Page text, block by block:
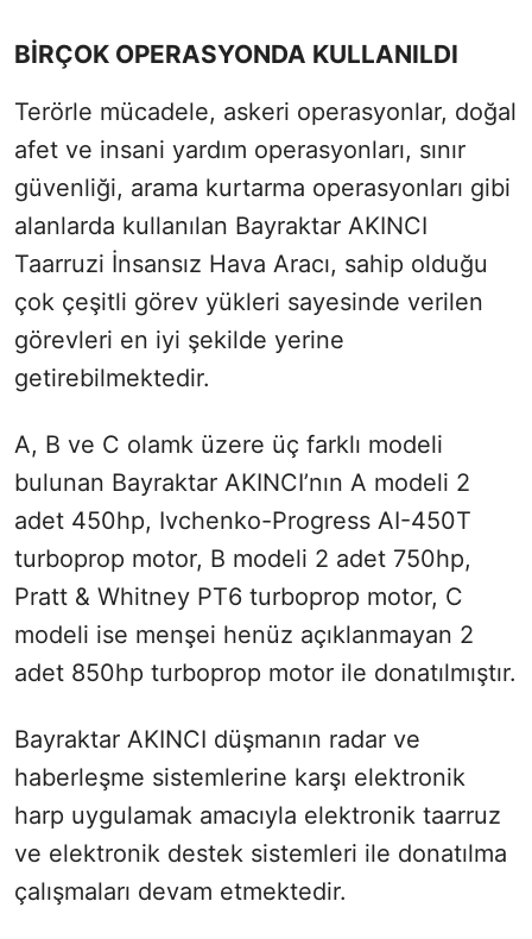
BİRÇOK OPERASYONDA KULLANILDI
Terörle mücadele, askeri operasyonlar, doğal
afet ve insani yardım operasyonları, sınır
güvenliği, arama kurtarma operasyonları gibi
alanlarda kullanılan Bayraktar AKINCI
Taarruzi İnsansız Hava Aracı, sahip olduğu
çok çeşitli görev yükleri sayesinde verilen
görevleri en iyi şekilde yerine
getirebilmektedir.
A, B ve C olamk üzere üç farklı modeli
bulunan Bayraktar AKINCI’nın A modeli 2
adet 450hp, Ivchenko-Progress AI-450T
turboprop motor, B modeli 2 adet 750hp,
Pratt & Whitney PT6 turboprop motor, C
modeli ise menşei henüz açıklanmayan 2
adet 850hp turboprop motor ile donatılmıştır.
Bayraktar AKINCI düşmanın radar ve
haberleşme sistemlerine karşı elektronik
harp uygulamak amacıyla elektronik taarruz
ve elektronik destek sistemleri ile donatılma
çalışmaları devam etmektedir.